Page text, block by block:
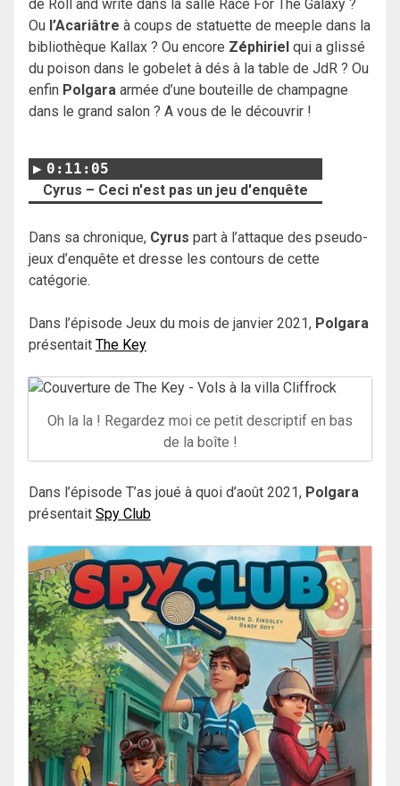
de Roll and write dans la salle Race For The Galaxy ?
Ou l’Acariâtre à coups de statuette de meeple dans la
bibliothèque Kallax ? Ou encore Zéphiriel qui a glissé
du poison dans le gobelet à dés à la table de JdR ? Ou
enfin Polgara armée d’une bouteille de champagne
dans le grand salon ? A vous de le découvrir !
0:11:05
Cyrus – Ceci n'est pas un jeu d'enquête
Dans sa chronique, Cyrus part à l’attaque des pseudo-
jeux d’enquête et dresse les contours de cette
catégorie.
Dans l’épisode Jeux du mois de janvier 2021, Polgara
présentait The Key
Oh la la ! Regardez moi ce petit descriptif en bas
de la boîte !
Dans l’épisode T’as joué à quoi d’août 2021, Polgara
présentait Spy Club